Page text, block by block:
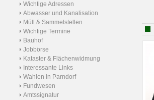
Wichtige Adressen
Abwasser und Kanalisation
Müll & Sammelstellen
Wichtige Termine
Bauhof
Jobbörse
Kataster & Flächenwidmung
Interessante Links
Wahlen in Parndorf
Fundwesen
Amtssignatur